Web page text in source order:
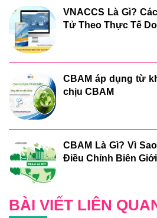
VNACCS Là Gì?
Tử Theo Thực Tế
CBAM áp dụng từ
chịu CBAM
CBAM Là Gì? Vì
Điều Chỉnh Biên
BÀI VIẾT LIÊN